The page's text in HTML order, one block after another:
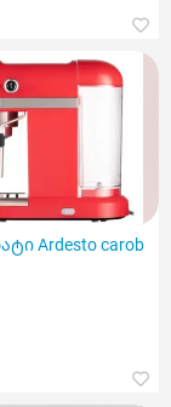
Ardesto carob